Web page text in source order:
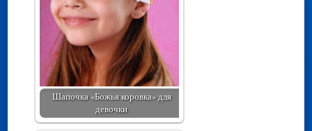
Шапочка «Божья коровка» для
девочки